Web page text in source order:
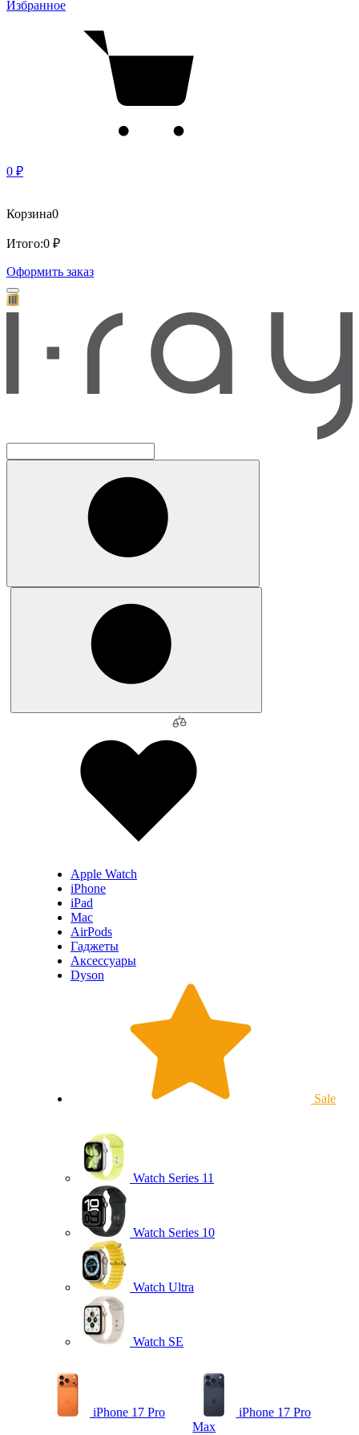
Избранное
0 ₽
Корзина0
Итого:0 ₽
Оформить заказ
Apple Watch
iPhone
iPad
Mac
AirPods
Гаджеты
Аксессуары
Dyson
Sale
Watch Series 11
Watch Series 10
Watch Ultra
Watch SE
iPhone 17 Pro
iPhone 17 Pro
Max